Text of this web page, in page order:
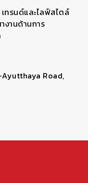
ทรนด์และไลฟ์สไตล์
งานด้านการ
Road,